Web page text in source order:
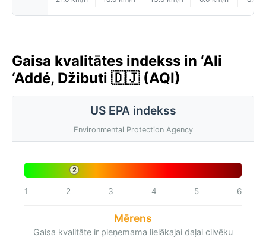
Gaisa kvalitātes indekss in ‘Ali
‘Addé, Džibuti 🇩🇯 (AQI)
US EPA indekss
Environmental Protection Agency
2
1 2 3 4 5 6
Mērens
Gaisa kvalitāte ir pieņemama lielākajai daļai cilvēku